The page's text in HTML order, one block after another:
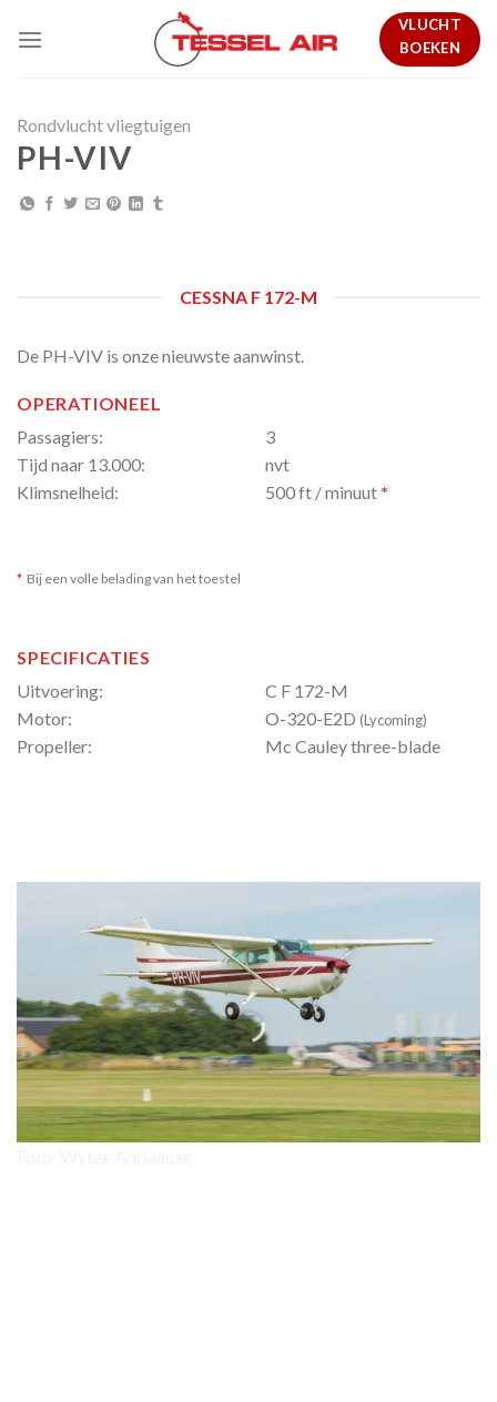
VLUCHT
BOEKEN
Rondvlucht vliegtuigen
PH-VIV
CESSNA F 172-M
De PH-VIV is onze nieuwste aanwinst.
OPERATIONEEL
Passagiers:
Tijd naar 13.000:
Klimsnelheid:
3
nvt
500 ft / minuut *
* Bij een volle belading van het toestel
SPECIFICATIES
Uitvoering:
Motor:
Propeller:
C F 172-M
O-320-E2D (Lycoming)
Mc Cauley three-blade